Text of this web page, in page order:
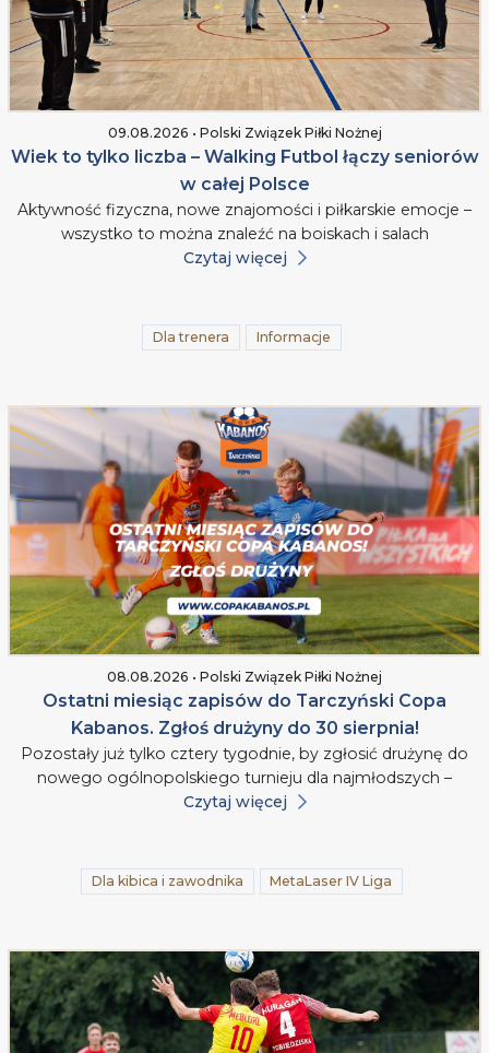
09.08.2026 • Polski Związek Piłki Nożnej
Wiek to tylko liczba – Walking Futbol łączy seniorów
w całej Polsce
Aktywność fizyczna, nowe znajomości i piłkarskie emocje –
wszystko to można znaleźć na boiskach i salach
Czytaj więcej
Dla trenera Informacje
08.08.2026 • Polski Związek Piłki Nożnej
Ostatni miesiąc zapisów do Tarczyński Copa
Kabanos. Zgłoś drużyny do 30 sierpnia!
Pozostały już tylko cztery tygodnie, by zgłosić drużynę do
nowego ogólnopolskiego turnieju dla najmłodszych –
Czytaj więcej
Dla kibica i zawodnika MetaLaser IV Liga